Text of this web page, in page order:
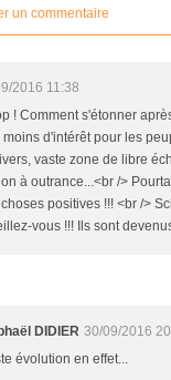
un commentaire
2016 11:38
! Comment s'étonner
d'intérêt pour les
vaste zone de libre
à outrance...<br />
positives !!! <br />
vous !!! Ils sont
DIDIER 30/09/2016
évolution en effet...